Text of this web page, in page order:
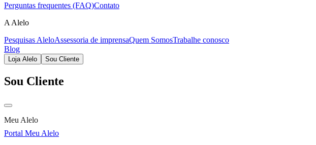
Perguntas frequentes (FAQ)Contato
A Alelo
Pesquisas AleloAssessoria de imprensaQuem SomosTrabalhe conosco
Blog
Loja Alelo Sou Cliente
Sou Cliente
Meu Alelo
Portal Meu Alelo